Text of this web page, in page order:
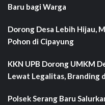
Baru bagi Warga
Dorong Desa Lebih Hijau,
Pohon di Cipayung
KKN UPB Dorong UMKM
Lewat Legalitas, Branding
Polsek Serang Baru